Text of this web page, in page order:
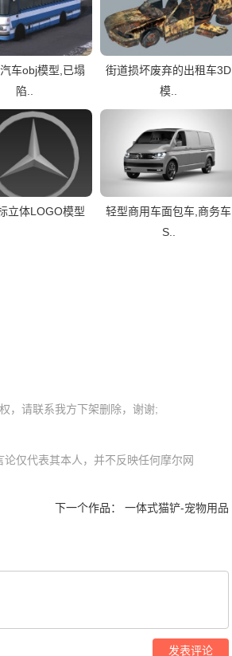
车obj模型,已塌
陷..
街道损坏废弃的出租车3D
模..
立体LOGO模型
轻型商用车面包车,商务车
S..
仅代表其本人，并不反映任何摩尔网
下一个作品： 一体式猫铲-宠物用品
发表评论